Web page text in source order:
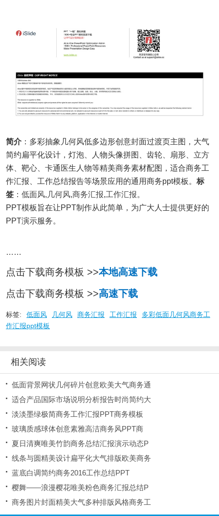
简介 ：多彩抽象几何风低多边形创意封面过渡页主图，大气
简约扁平化设计，灯泡、人物头像拼图、齿轮、扇形、立方
体、靶心、卡通医生人物等精美商务素材配图，适合商务工
作汇报、工作总结报告等场景应用的通用商务ppt模板。 标
签 ： 低面风, 几何风,商务汇报,工作汇报。
PPT模板旨在让PPT制作从此简单，为广大人士提供更好的
PPT演示服务。
……
点击下载商务模板 >>本地高速下载
点击下载商务模板 >>高速下载
标签: 低面风 几何风 商务汇报 工作汇报
多彩低面几何风商务工
作汇报ppt模板
相关阅读
低面背景网状几何碎片创意欧美大气商务通
适合产品国际市场说明分析报告时尚简约大
淡淡墨绿极简商务工作汇报PPT商务模板
玻璃质感球体创意素雅高洁商务风PPT商
夏日清爽唯美竹韵商务总结汇报演示动态P
线条与圆精美设计扁平化大气排版欧美商务
蓝底白调简约商务2016工作总结PPT
樱舞——浪漫樱花唯美粉色商务汇报总结P
商务图片封面精美大气多种排版风格商务工